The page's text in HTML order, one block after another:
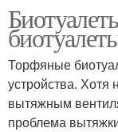
Торфяные
устройства. Хотя
вытяжным
проблема